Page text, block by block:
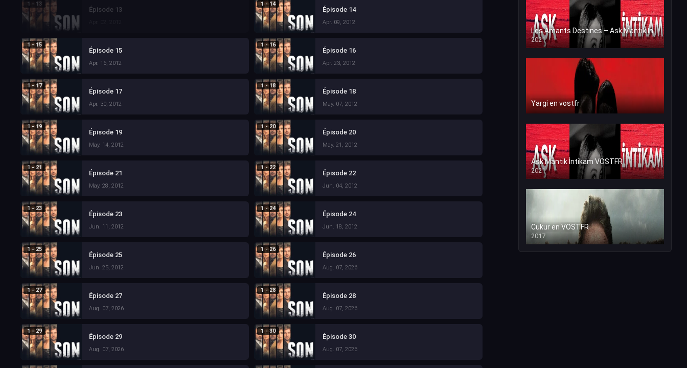
1 - 13
Épisode 13
1 - 14
Épisode 14
Apr. 09, 2012
1 - 15
Épisode 15
Apr. 16, 2012
1 - 16
Épisode 16
Apr. 23, 2012
1 - 17
Épisode 17
Apr. 30, 2012
1 - 18
Épisode 18
May. 07, 2012
1 - 19
Épisode 19
May. 14, 2012
1 - 20
Épisode 20
May. 21, 2012
1 - 21
Épisode 21
May. 28, 2012
1 - 22
Épisode 22
Jun. 04, 2012
1 - 23
Épisode 23
Jun. 11, 2012
1 - 24
Épisode 24
Jun. 18, 2012
1 - 25
Épisode 25
Jun. 25, 2012
1 - 26
Épisode 26
Aug. 07, 2026
1 - 27
Épisode 27
Aug. 07, 2026
1 - 28
Épisode 28
Aug. 07, 2026
1 - 29
Épisode 29
Aug. 07, 2026
1 - 30
Épisode 30
Aug. 07, 2026
Les Amants Destines – Ask Mantik İntikam en VF (Voix Francaise)
2021
Yargi en vostfr
Ask Mantik İntikam VOSTFR
2021
Cukur en VOSTFR
2017